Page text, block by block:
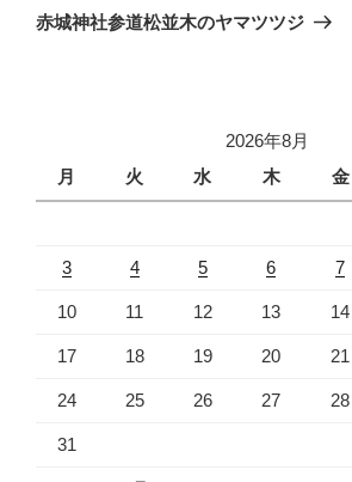
ゲ
の
赤城神社参道松並木のヤマツツジ
2026年8月
月
火 水 木 金
3 4 5 6 7
10 11 12 13 14
17 18 19 20 21
24 25 26 27 28
31